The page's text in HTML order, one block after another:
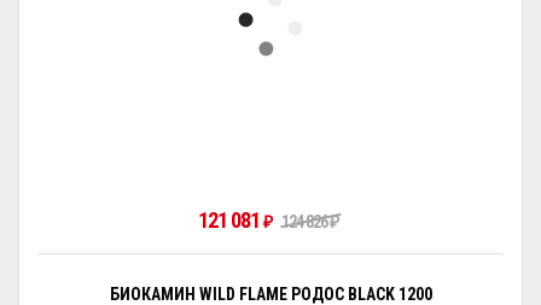
121 081 ₽ 124 826₽
БИОКАМИН WILD FLAME РОДОС BLACK 1200